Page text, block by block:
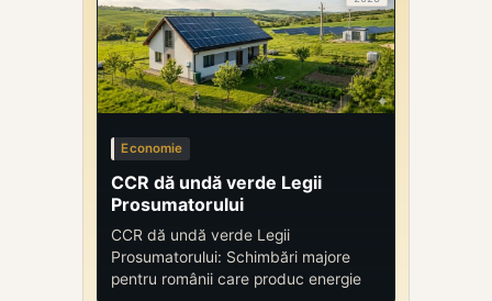
Economie
CCR dă undă verde Legii
Prosumatorului
CCR dă undă verde Legii
Prosumatorului: Schimbări majore
pentru românii care produc energie